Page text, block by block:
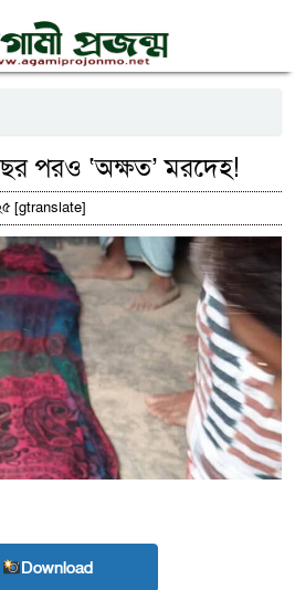
পরও ‌‘অক্ষত’ মরদেহ!
[gtranslate]
Download